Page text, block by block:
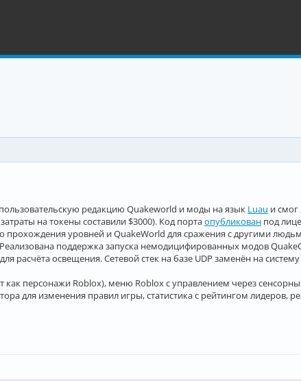
редакцию Quakeworld и моды на язык Luau и смог
на токены составили $3000). Код портаопубликован под
прохождения уровней и QuakeWorld для сражения с другими
поддержка запуска немодицифированных модов
расчёта освещения. Сетевой стек на базе UDP заменён на
персонажи Roblox), меню Roblox c управлением через
для изменения правил игры, статистика с рейтингом лидеров,